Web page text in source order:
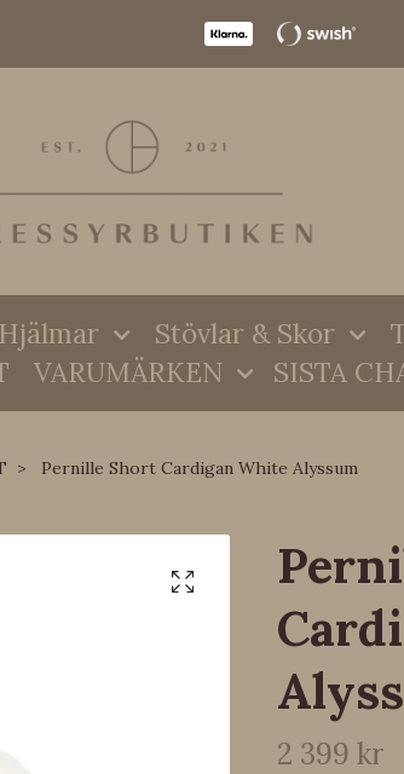
Hjälmar Stövlar & Skor
VARUMÄRKEN SISTA
Pernille Short Cardigan White Alyssum
2 399 kr